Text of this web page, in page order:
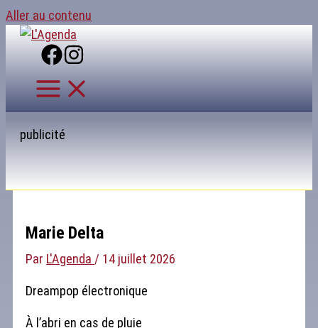
Aller au contenu
publicité
Marie Delta
Par L'Agenda / 14 juillet 2026
Dreampop électronique
À l’abri en cas de pluie